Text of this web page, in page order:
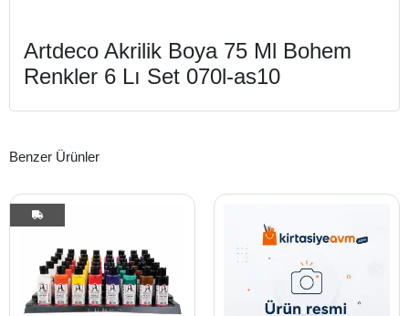
Artdeco Akrilik Boya 75 Ml Bohem
Renkler 6 Lı Set 070l-as10
Benzer Ürünler